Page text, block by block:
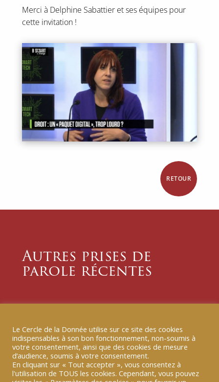
Merci à Delphine Sabattier et ses équipes pour
cette invitation !
RETOUR
Autres prises de
parole récentes
[TRIBUNE B SMART] Éducation à la
donnée : « Nous sommes nos
données »
Nous sommes nos données : pourquoi est-il urgent
d’ouvrir les yeux sur notre « double numérique » ?
Le Cercle de la Donnée utilise sur ce site des cookies
indispensables à son bon fonctionnement, non-soumis à
votre consentement, ainsi que des cookies de mesure
d’audience, soumis à votre consentement.
En cliquant sur « Tout accepter », vous consentez à
l'utilisation de TOUS les cookies. Cependant, vous pouvez